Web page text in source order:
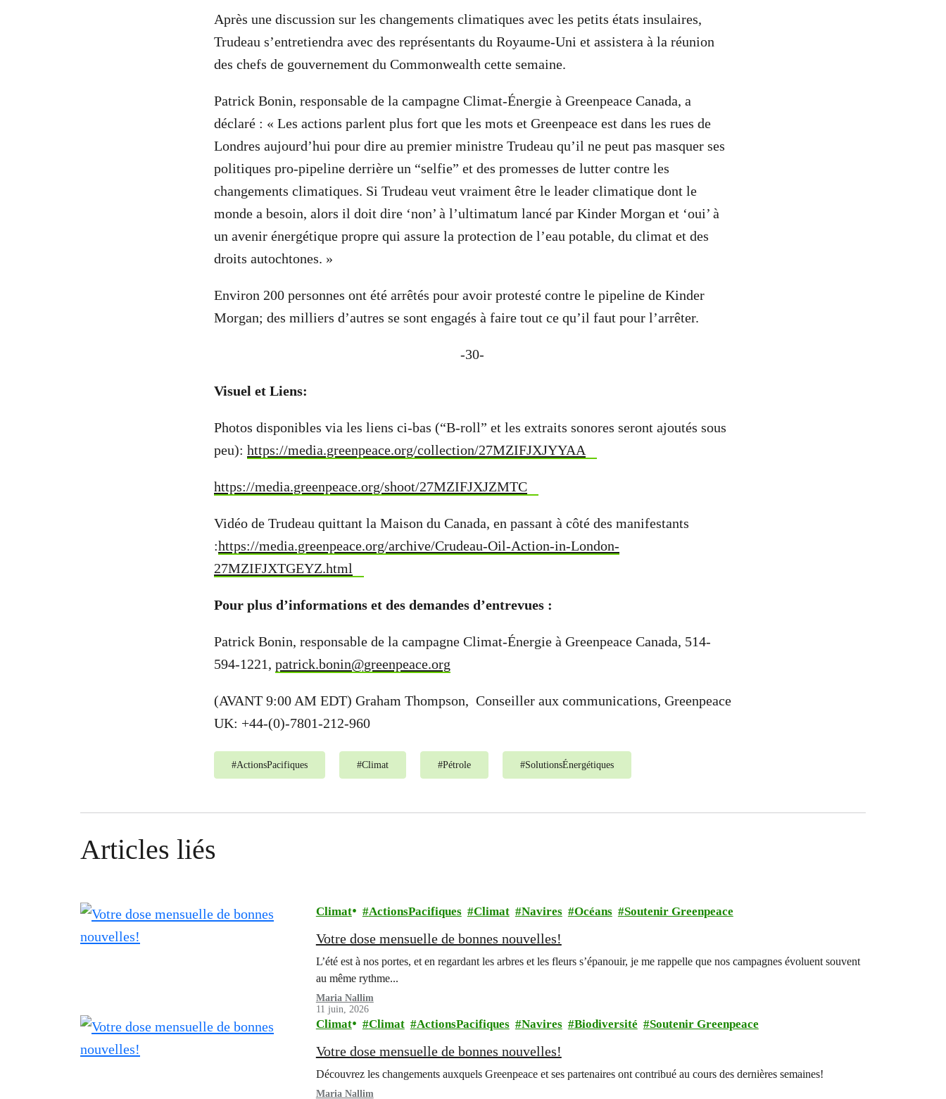
Après une discussion sur les changements climatiques avec les petits états insulaires,
Trudeau s’entretiendra avec des représentants du Royaume-Uni et assistera à la réunion
des chefs de gouvernement du Commonwealth cette semaine.
Patrick Bonin, responsable de la campagne Climat-Énergie à Greenpeace Canada, a
déclaré : « Les actions parlent plus fort que les mots et Greenpeace est dans les rues de
Londres aujourd’hui pour dire au premier ministre Trudeau qu’il ne peut pas masquer ses
politiques pro-pipeline derrière un “selfie” et des promesses de lutter contre les
changements climatiques. Si Trudeau veut vraiment être le leader climatique dont le
monde a besoin, alors il doit dire ‘non’ à l’ultimatum lancé par Kinder Morgan et ‘oui’ à
un avenir énergétique propre qui assure la protection de l’eau potable, du climat et des
droits autochtones. »
Environ 200 personnes ont été arrêtés pour avoir protesté contre le pipeline de Kinder
Morgan; des milliers d’autres se sont engagés à faire tout ce qu’il faut pour l’arrêter.
-30-
Visuel et Liens:
Photos disponibles via les liens ci-bas (“B-roll” et les extraits sonores seront ajoutés sous
peu): https://media.greenpeace.org/collection/27MZIFJXJYYAA
https://media.greenpeace.org/shoot/27MZIFJXJZMTC
Vidéo de Trudeau quittant la Maison du Canada, en passant à côté des manifestants
:https://media.greenpeace.org/archive/Crudeau-Oil-Action-in-London-
27MZIFJXTGEYZ.html
Pour plus d’informations et des demandes d’entrevues :
Patrick Bonin, responsable de la campagne Climat-Énergie à Greenpeace Canada, 514-
594-1221, patrick.bonin@greenpeace.org
(AVANT 9:00 AM EDT) Graham Thompson, Conseiller aux communications, Greenpeace
UK: +44-(0)-7801-212-960
#ActionsPacifiques #Climat #Pétrole #SolutionsÉnergétiques
Articles liés
Climat ActionsPacifiques Climat Navires Océans Soutenir Greenpeace
Votre dose mensuelle de bonnes nouvelles!
L’été est à nos portes, et en regardant les arbres et les fleurs s’épanouir, je me rappelle que nos campagnes évoluent souvent
au même rythme...
Maria Nallim
11 juin, 2026
Climat Climat ActionsPacifiques Navires Biodiversité Soutenir Greenpeace
Votre dose mensuelle de bonnes nouvelles!
Découvrez les changements auxquels Greenpeace et ses partenaires ont contribué au cours des dernières semaines!
Maria Nallim